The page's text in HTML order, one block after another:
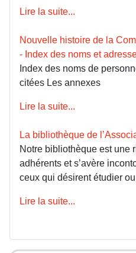
Lire la suite...
Nouvelle histoire de la
- Index des noms et
Index des noms de
citées Les annexes
Lire la suite...
La bibliothèque de
Notre bibliothèque est une
adhérents et s’avère
ceux qui désirent étudier
Lire la suite...